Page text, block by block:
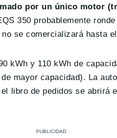
por un único motor
350 probablemente
se comercializará hasta
kWh y 110 kWh de
mayor capacidad). La
el libro de pedidos se abrirá